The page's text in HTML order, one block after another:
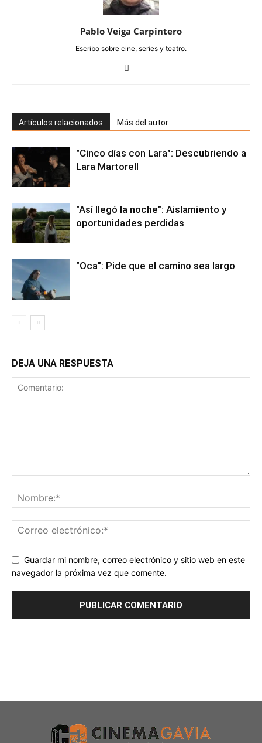
Pablo Veiga Carpintero
Escribo sobre cine, series y teatro.
Artículos relacionados Más del autor
"Cinco días con Lara": Descubriendo a
Lara Martorell
"Así llegó la noche": Aislamiento y
oportunidades perdidas
"Oca": Pide que el camino sea largo
DEJA UNA RESPUESTA
Guardar mi nombre, correo electrónico y sitio web en este
navegador la próxima vez que comente.